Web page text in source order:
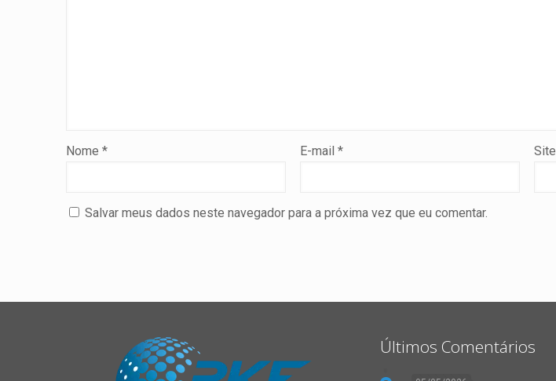
Nome * E-mail* Site
Salvar meus dados neste navegador para a próxima vez que eu comentar.
Últimos Comentários